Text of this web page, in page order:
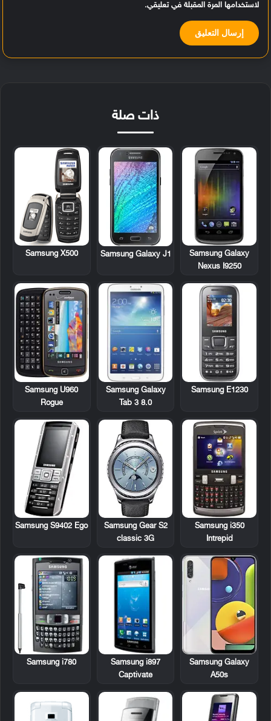
لاستخدامها المرة المقبلة في تعليقي.
ذات صلة
Samsung Galaxy
Nexus I9250
Samsung Galaxy J1
Samsung X500
Samsung E1230
Samsung Galaxy
Tab 3 8.0
Samsung U960
Rogue
Samsung i350
Intrepid
Samsung Gear S2
classic 3G
Samsung S9402 Ego
Samsung Galaxy
A50s
Samsung i897
Captivate
Samsung i780